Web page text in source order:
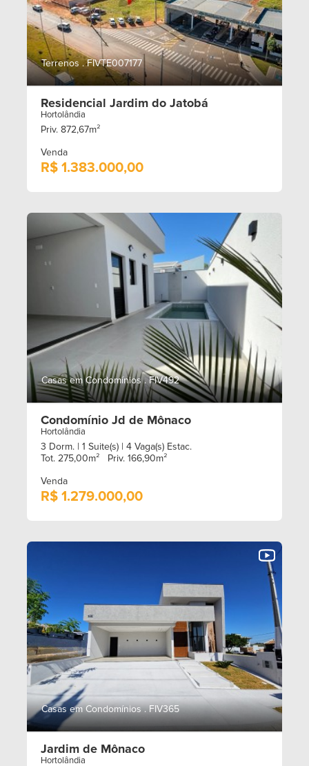
Terrenos . FIVTE007177
Residencial Jardim do Jatobá
Hortolândia
Priv. 872,67m²
Venda
R$ 1.383.000,00
Casas em Condomínios . FIV492
Condomínio Jd de Mônaco
Hortolândia
3 Dorm. | 1 Suite(s) | 4 Vaga(s) Estac.
Tot. 275,00m²
Priv. 166,90m²
Venda
R$ 1.279.000,00
Casas em Condomínios . FIV365
Jardim de Mônaco
Hortolândia